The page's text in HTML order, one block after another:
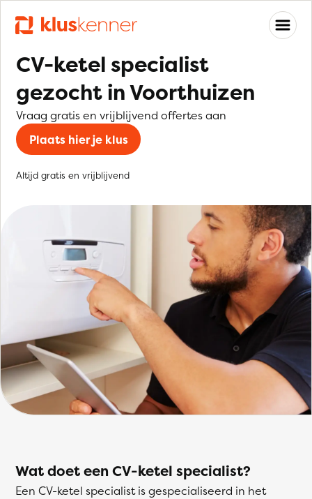
CV-ketel specialist
gezocht in Voorthuizen
Vraag gratis en vrijblijvend offertes aan
Plaats hier je klus
Altijd gratis en vrijblijvend
Wat doet een CV-ketel specialist?
Een CV-ketel specialist is gespecialiseerd in het